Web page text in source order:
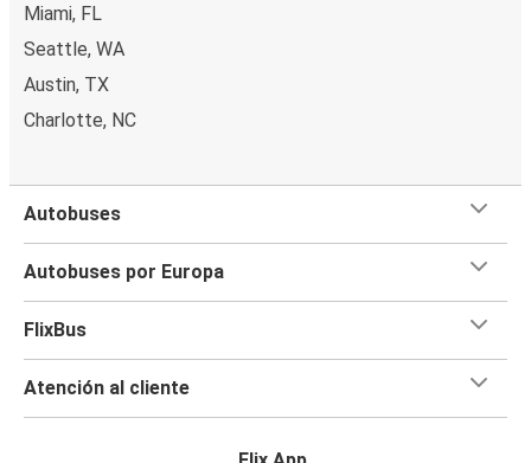
Miami, FL
Seattle, WA
Austin, TX
Charlotte, NC
Autobuses
Autobuses por Europa
FlixBus
Atención al cliente